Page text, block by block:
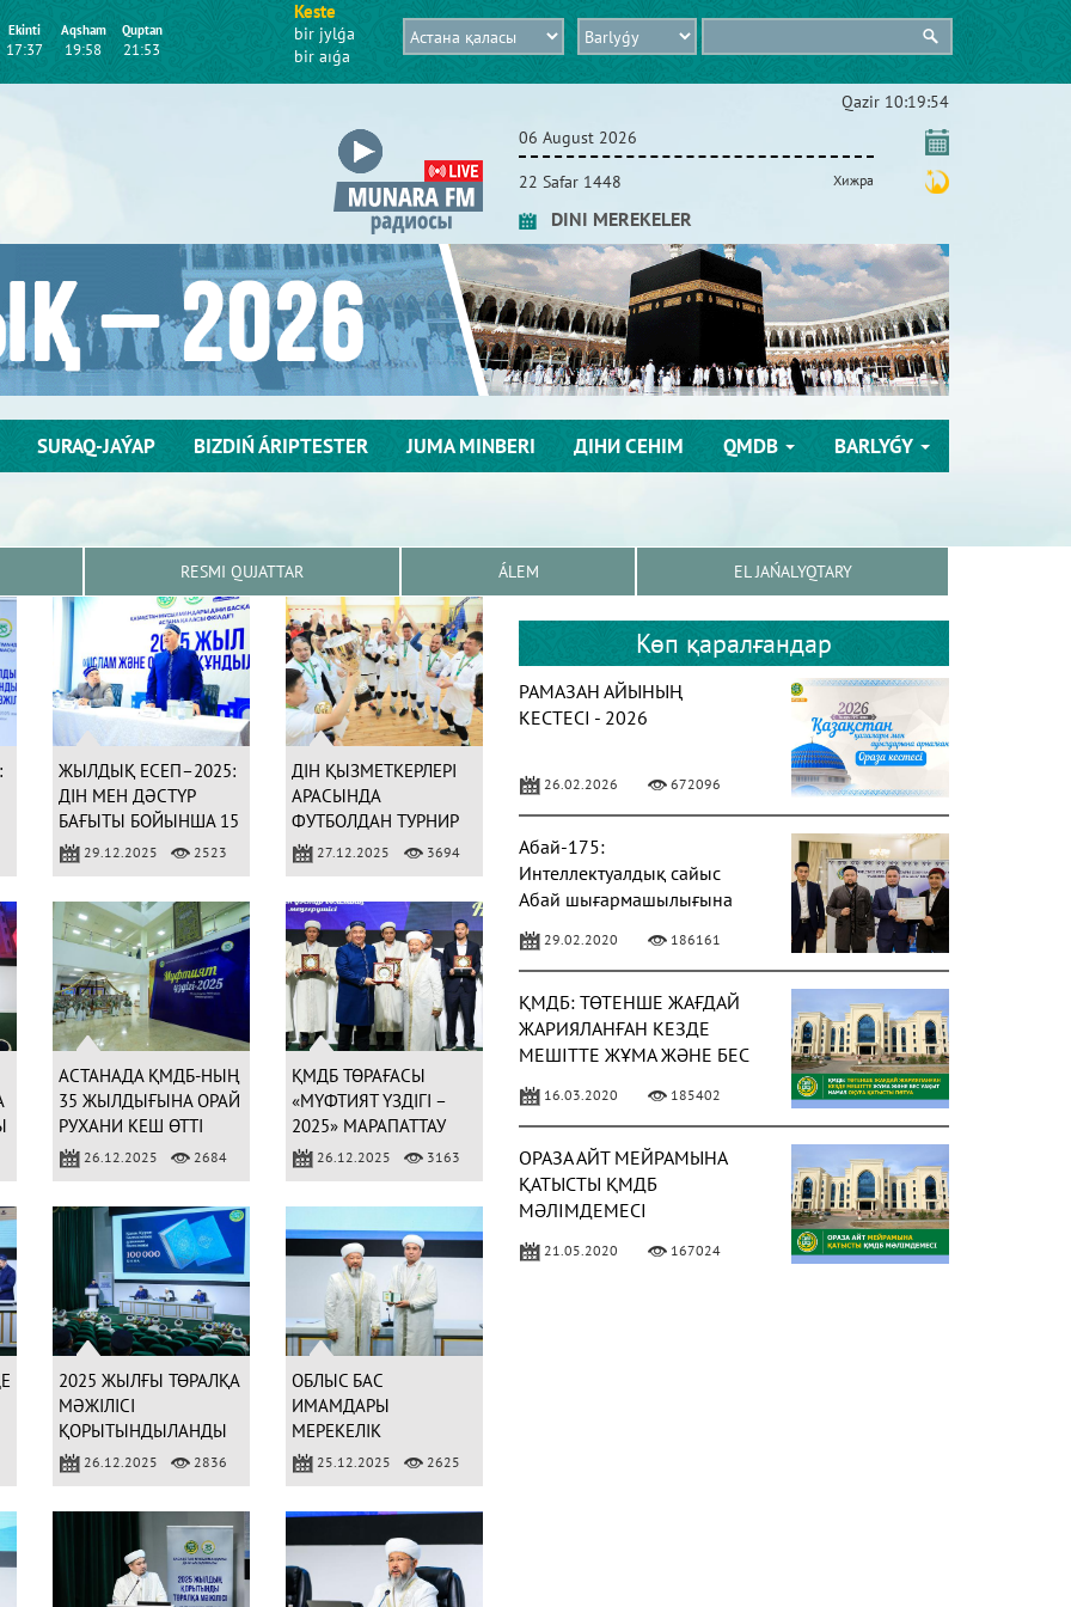
Ekіntі
17:37
Aqsham
19:58
Quptan
21:53
Keste
bіr jylǵa
bіr aıǵa
Qazіr 10:19:55
06 August 2026
22 Safar 1448 Хижра
DINI MEREKELER
SURAQ-JAÝAP BІZDІŃ ÁRІPTESTER JUMA MІNBERІ ДІНИ СЕНІМ QMDB BARLYǴY
RESMI QUJATTAR ÁLEM EL JAŃALYQTARY
ЖЫЛДЫҚ ЕСЕП–2025:
ДІН МЕН ДӘСТҮР
БАҒЫТЫ БОЙЫНША 15
321 ІС-ШАРА
ҰЙЫМДАСТЫРЫЛДЫ
29.12.2025 2523
ДІН ҚЫЗМЕТКЕРЛЕРІ
АРАСЫНДА
ФУТБОЛДАН ТУРНИР
ӨТТІ27.12.2025 3694
АСТАНАДА ҚМДБ-НЫҢ
35 ЖЫЛДЫҒЫНА ОРАЙ
РУХАНИ КЕШ ӨТТІ
26.12.2025 2684
ҚМДБ ТӨРАҒАСЫ
«МҮФТИЯТ ҮЗДІГІ –
2025» МАРАПАТТАУ
ШАРАСЫНА ҚАТЫСТЫ
26.12.2025 3163
2025 ЖЫЛҒЫ ТӨРАЛҚА
МӘЖІЛІСІ
ҚОРЫТЫНДЫЛАНДЫ
26.12.2025 2836
ОБЛЫС БАС
ИМАМДАРЫ
МЕРЕКЕЛІК
МЕДАЛЬМЕН
МАРАПАТТАЛДЫ
25.12.2025 2625
Көп қаралғандар
РАМАЗАН АЙЫНЫҢ
КЕСТЕСІ - 2026
26.02.2026 672096
Абай-175:
Интеллектуалдық сайыс
Абай шығармашылығына
29.02.2020 186161
ҚМДБ: ТӨТЕНШЕ ЖАҒДАЙ
ЖАРИЯЛАНҒАН КЕЗДЕ
МЕШІТТЕ ЖҰМА ЖӘНЕ БЕС
ҚАТЫСТЫ ПӘТУА
16.03.2020 185402
ОРАЗА АЙТ МЕЙРАМЫНА
ҚАТЫСТЫ ҚМДБ
МӘЛІМДЕМЕСІ
21.05.2020 167024